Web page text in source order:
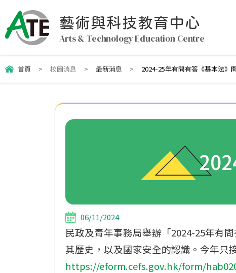
藝術與科技教育中心
Arts & Technology Education Centre
首頁 > 校園消息 > 最新消息 > 2024-25年有問有答《基本法》
06/11/2024
民政及青年事務局舉辦「2024-25年有
其歷史，以及國家安全的認識。今年只
https://eform.cefs.gov.hk/form/